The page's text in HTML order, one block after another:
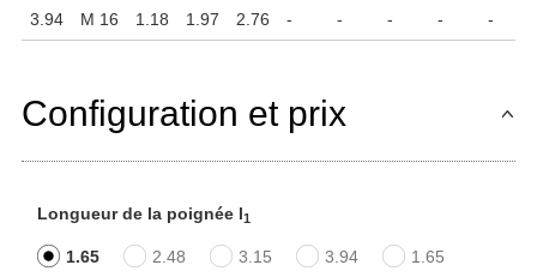
3.94 M 16 1.18 1.97 2.76 - - - - -
Configuration et prix
Longueur de la poignée l1
1.65 2.48 3.15 3.94 1.65